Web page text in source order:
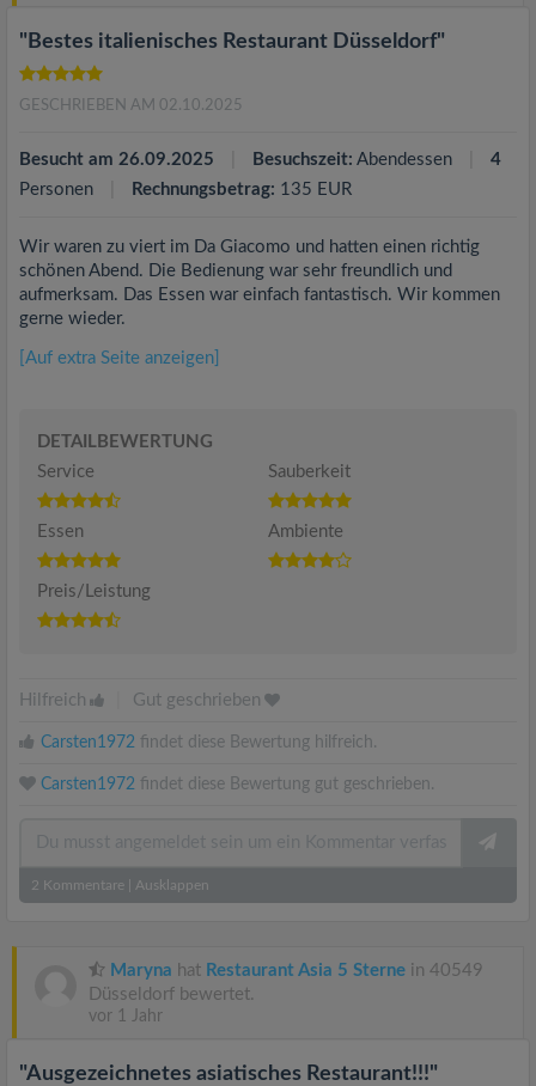
"Bestes italienisches Restaurant Düsseldorf"
GESCHRIEBEN AM 02.10.2025
Besucht am 26.09.2025 Besuchszeit: Abendessen
4
Personen
Rechnungsbetrag: 135 EUR
Wir waren zu viert im Da Giacomo und hatten einen richtig
schönen Abend. Die Bedienung war sehr freundlich und
aufmerksam. Das Essen war einfach fantastisch. Wir kommen
gerne wieder.
[Auf extra Seite anzeigen]
DETAILBEWERTUNG
Service
Sauberkeit
Essen Ambiente
Preis/Leistung
Hilfreich Gut geschrieben
Carsten1972 findet diese Bewertung hilfreich.
Carsten1972 findet diese Bewertung gut geschrieben.
2 Kommentare Ausklappen
Maryna hat Restaurant Asia 5 Sterne in 40549
Düsseldorf bewertet.
vor 1 Jahr
"Ausgezeichnetes asiatisches Restaurant!!!"